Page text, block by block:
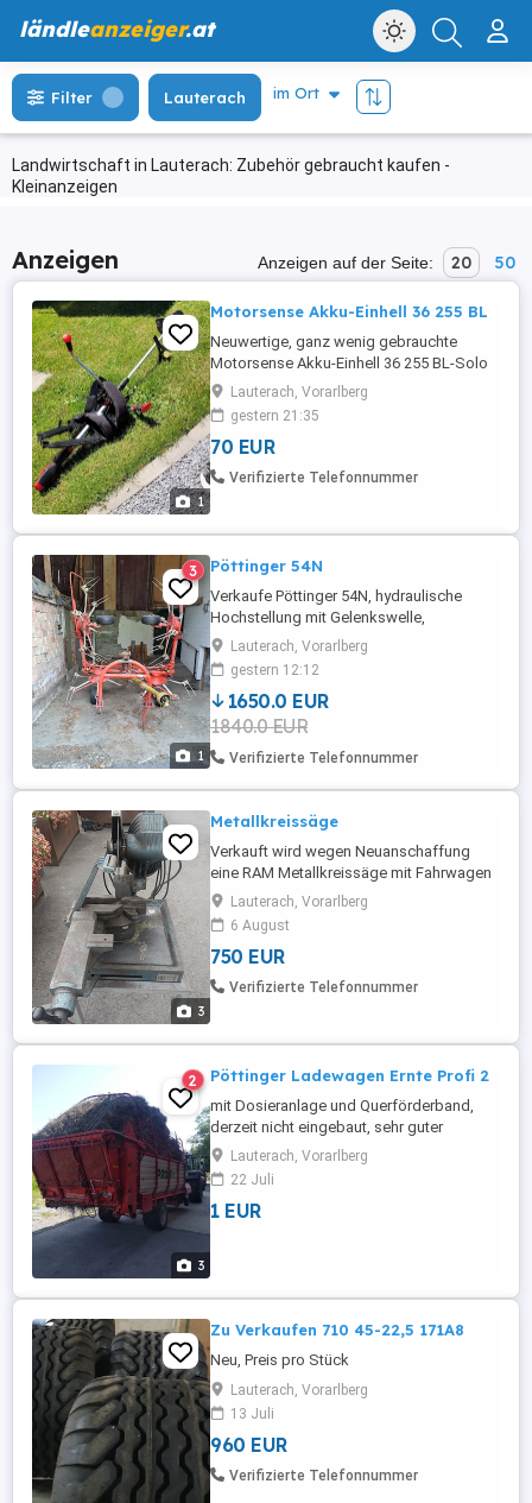
ländleanzeiger.at
Landwirtschaft in Lauterach: Zubehör gebraucht kaufen -
Kleinanzeigen
Filter Lauterach
Anzeigen Anzeigen auf der Seite: 20 50
1
Motorsense Akku-Einhell 36 255 BL
Neuwertige, ganz wenig gebrauchte
Motorsense Akku-Einhell 36 255 BL-Solo
Power X-Change 18 V mit Originalzubehör
verkaufen = mit Fadenspule mit
Tipautomatik, mit hochwertigem 3-Zahn-
Messer, ohne Akku und ohne Ladegerät.
Lauterach, Vorarlberg
gestern 21:35
70 EUR
Verifizierte Telefonnummer
1
3 Pöttinger 54N
Verkaufe Pöttinger 54N, hydraulische
Hochstellung mit Gelenkswelle,
mechanische Grenzstreu-Einrichtung,
Arbeitsbreite 5,4m, sofort Einsatz bereit
Lauterach, Vorarlberg
gestern 12:12
1650.0 EUR
1840.0 EUR
Verifizierte Telefonnummer
3
Metallkreissäge
Verkauft wird wegen Neuanschaffung
eine RAM Metallkreissäge mit Fahrwagen
und 2 Sägeblättern 300mm in
funktionsfähigem Zustand. Ca. 110mm
Spannbreite, Schmierpumpe und Kabel
inkl. Phasenwender neu. Antrieb 400V
1,5KW, 2 Geschwindigkeiten
Lauterach, Vorarlberg
6 August
750 EUR
Verifizierte Telefonnummer
3
2 Pöttinger Ladewagen Ernte Profi 2
mit Dosieranlage und Querförderband,
derzeit nicht eingebaut, sehr guter
Zustand, Baujahr 1996, sofort
einsatzbereit, günstig abzugeben
Lauterach, Vorarlberg
22 Juli
1 EUR
Zu Verkaufen 710 45-22,5 171A8
Neu, Preis pro Stück
Lauterach, Vorarlberg
13 Juli
960 EUR
Verifizierte Telefonnummer